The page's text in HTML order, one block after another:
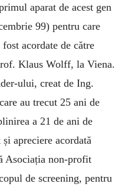
aparat de acest gen
99) pentru care
acordate de către
Klaus Wolff, la Viena.
ului, creat de Ing.
au trecut 25 ani de
a 21 de ani de
apreciere acordată
Asociația non-profit
de screening, pentru